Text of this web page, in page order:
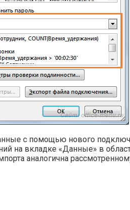
с помощью нового
на вкладке «Данные» в
аналогична